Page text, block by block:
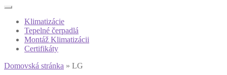
Klimatizácie
Tepelné čerpadlá
Montáž Klimatizácii
Certifikáty
Domovská stránka » LG